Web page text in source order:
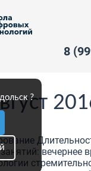
?
8
вечернее